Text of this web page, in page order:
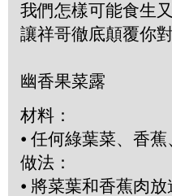
我們怎樣可能食生
讓祥哥徹底顛覆你
幽香果菜露
材料：
⦁ 任何綠葉菜、香
做法：
⦁ 將菜葉和香蕉肉